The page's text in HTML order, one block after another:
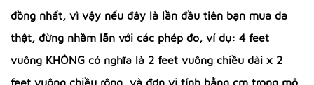
đồng nhất, vì vậy nếu đây là lần đầu tiên bạn mua da
thật, đừng nhầm lẫn với các phép đo, ví dụ: 4 feet
vuông KHÔNG có nghĩa là 2 feet vuông chiều dài x 2
feet vuông chiều rộng, và đơn vị tính bằng cm trong mô